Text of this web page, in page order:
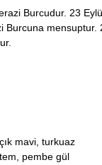
Burcudur. 23
Burcuna mensuptur.
mavi, turkuaz
pembe gül